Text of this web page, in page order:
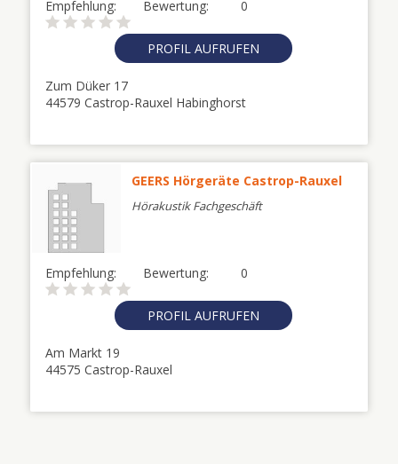
Empfehlung: 0
Bewertung:
PROFIL AUFRUFEN
Zum Düker 17
44579 Castrop-Rauxel Habinghorst
GEERS Hörgeräte Castrop-Rauxel
Hörakustik Fachgeschäft
Empfehlung: 0
Bewertung:
PROFIL AUFRUFEN
Am Markt 19
44575 Castrop-Rauxel